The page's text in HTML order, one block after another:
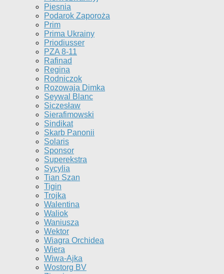
Piesnia
Podarok Zaporoża
Prim
Prima Ukrainy
Priodiusser
PZA 8-11
Rafinad
Regina
Rodniczok
Rozowaja Dimka
Seywal Blanc
Siczesław
Sierafimowski
Sindikat
Skarb Panonii
Solaris
Sponsor
Superekstra
Sycylia
Tian Szan
Tigin
Trojka
Walentina
Waliok
Waniusza
Wektor
Wiagra Orchidea
Wiera
Wiwa-Ajka
Wostorg BV